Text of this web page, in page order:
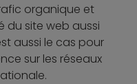
organique et
du site web aussi
aussi le cas pour
sur les réseaux